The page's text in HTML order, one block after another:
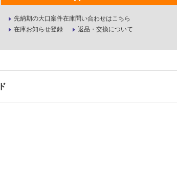
先納期の大口案件在庫問い合わせはこちら
在庫お知らせ登録
返品・交換について